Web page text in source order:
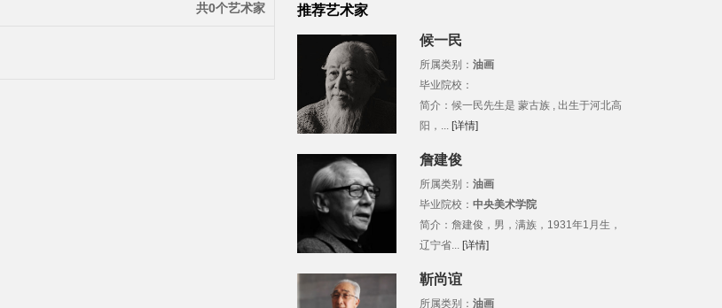
共0个艺术家 推荐艺术家
候一民
所属类别： 油画
毕业院校：
简介：候一民先生是 蒙古族 , 出生于河北高
阳，... [详情]
詹建俊
所属类别： 油画
毕业院校： 中央美术学院
简介：詹建俊，男，满族，1931年1月生，
辽宁省... [详情]
靳尚谊
所属类别： 油画